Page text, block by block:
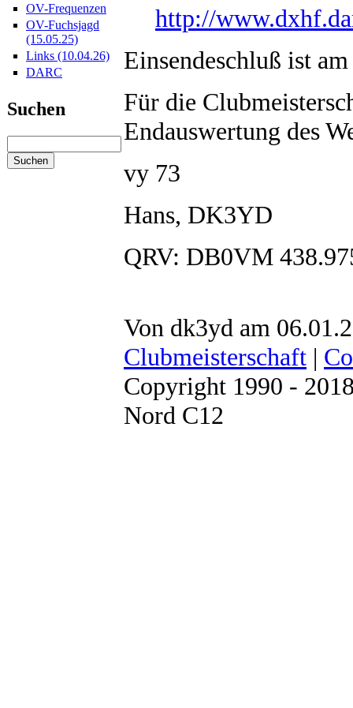
OV-Frequenzen
OV-Fuchsjagd
(15.05.25)
Links (10.04.26)
DARC
Suchen
http://
Einsendeschluß ist
Für die
Endauswertung des
vy 73
Hans, DK3YD
QRV: DB0VM
Von dk3yd am
Clubmeisterschaft |
Copyright 1990 -
Nord C12